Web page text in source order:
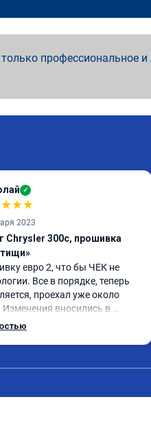
профессиональное и
✓
★★★
2023
Chrysler 300c, прошивка
евро 2, что бы ЧЕК не
Все в порядке, теперь
проехал уже около
вносились в
потом программу